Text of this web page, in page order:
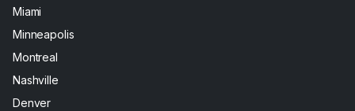
Miami
Minneapolis
Montreal
Nashville
Denver